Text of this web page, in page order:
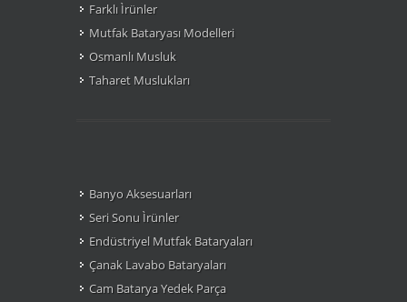
Farklı Ìrünler
Mutfak Bataryası Modelleri
Osmanlı Musluk
Taharet Muslukları
Banyo Aksesuarları
Seri Sonu Ìrünler
Endüstriyel Mutfak Bataryaları
Çanak Lavabo Bataryaları
Cam Batarya Yedek Parça